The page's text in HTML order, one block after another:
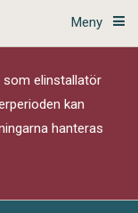
Meny
elinstallatör
kan
hanteras